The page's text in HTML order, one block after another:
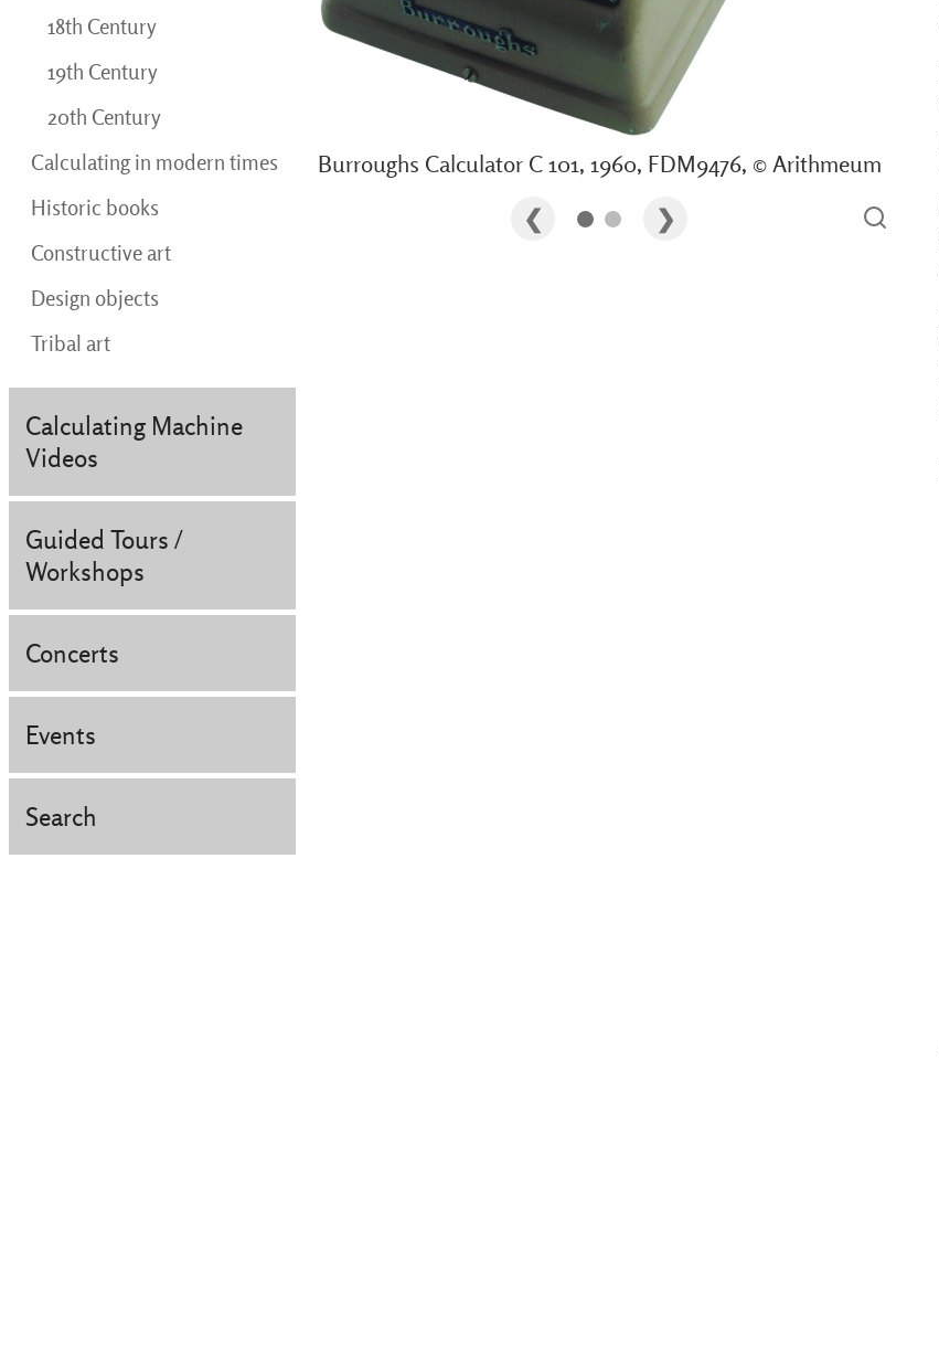
18th Century
19th Century
20th Century
Calculating in modern times
Historic books
Constructive art
Design objects
Tribal art
Calculating Machine
Videos
Guided Tours /
Workshops
Concerts
Events
Search
Burroughs Calculator C 101, 1960, FDM9476, © Arithmeum